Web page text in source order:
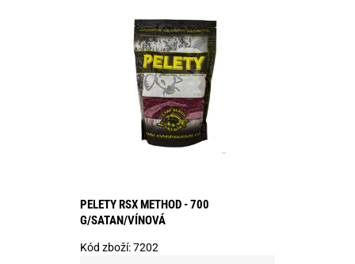
PELETY RSX METHOD - 700
G/SATAN/VÍNOVÁ
Kód zboží:7202